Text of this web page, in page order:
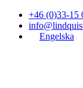
+46 (0)33-15
Engelska